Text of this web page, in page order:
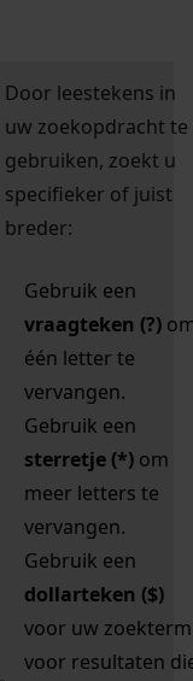
Door leestekens in
uw zoekopdracht te
gebruiken, zoekt u
specifieker of juist
breder:
Gebruik een
vraagteken (?)
één letter te
vervangen.
Gebruik een
sterretje (*) om
meer letters te
vervangen.
Gebruik een
dollarteken ($)
voor uw zoekterm
voor resultaten